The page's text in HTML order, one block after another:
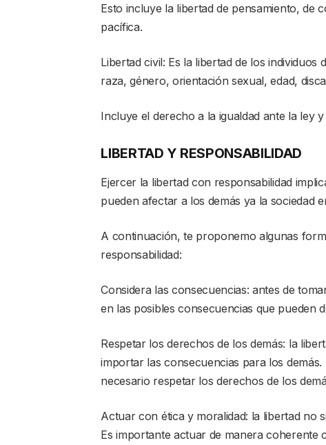
Esto incluye la libertad de pensamiento, de
pacífica.
Libertad civil: Es la libertad de los
raza, género, orientación sexual, edad,
Incluye el derecho a la igualdad ante la ley
LIBERTAD Y RESPONSABILIDAD
Ejercer la libertad con responsabilidad
pueden afectar a los demás ya la sociedad
A continuación, te proponemo algunas
responsabilidad:
Considera las consecuencias: antes de
en las posibles consecuencias que pueden
Respetar los derechos de los demás: la
importar las consecuencias para los
necesario respetar los derechos de los
Actuar con ética y moralidad: la libertad no
Es importante actuar de manera coherente